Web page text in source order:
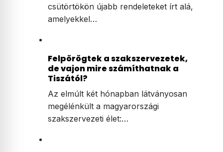
csütörtökön újabb rendeleteket írt alá,
amelyekkel…
Felpörögtek a szakszervezetek,
de vajon mire számíthatnak a
Tiszától?
Az elmúlt két hónapban látványosan
megélénkült a magyarországi
szakszervezeti élet:…